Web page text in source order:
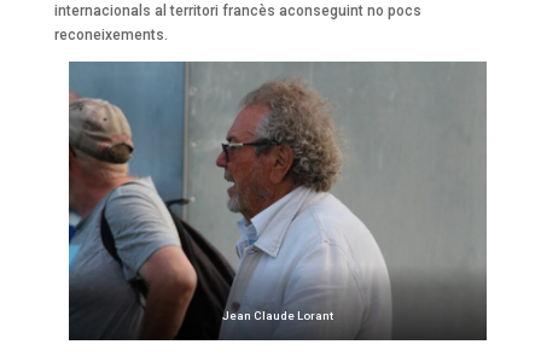
internacionals al territori francès aconseguint no pocs
reconeixements.
Jean Claude Lorant